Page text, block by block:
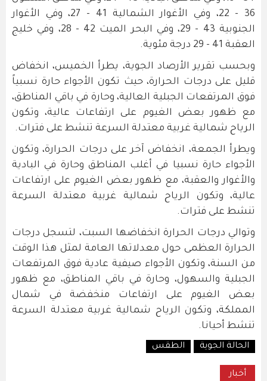
36 - 22، وفي الأغوار الشمالية 41 - 27، وفي الأغوار
الجنوبية 43 - 29، وفي البحر الميت 42 - 28، وفي خليج
العقبة 41 - 29 درجة مئوية.
وبحسب تقرير الأرصاد الجوية، يطرأ الخميس، انخفاض
قليل على درجات الحرارة، حيث تكون الأجواء حارة نسبياً
فوق المرتفعات الجبلية العالية، وحارة في باقي المناطق،
مع ظهور بعض الغيوم على ارتفاعات عالية، وتكون
الرياح شمالية غربية معتدلة السرعة تنشط على فترات.
ويطرأ الجمعة، انخفاض آخر على درجات الحرارة، وتكون
الأجواء حارة نسبيا في أغلب المناطق وحارة في البادية
والأغوار والعقبة، مع ظهور بعض الغيوم على ارتفاعات
عالية، وتكون الرياح شمالية غربية معتدلة السرعة
تنشط على فترات.
وتوالي درجات الحرارة انخفاضها السبت، لتسجل درجات
الحرارة العظمى حول معدلاتها العامة لمثل هذا الوقت
من السنة، وتكون الأجواء صيفية عادية فوق المرتفعات
الجبلية والسهول، وحارة في باقي المناطق، مع ظهور
بعض الغيوم على ارتفاعات منخفضة في شمال
المملكة، وتكون الرياح شمالية غربية معتدلة السرعة
تنشط أحيانا.
الحالة الجوية الطقس
أخبار